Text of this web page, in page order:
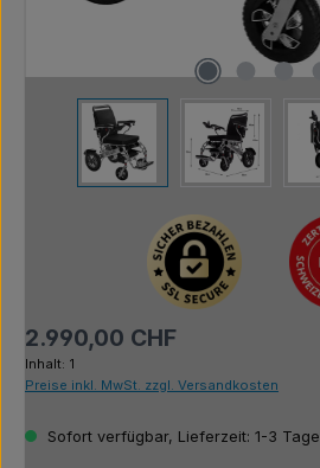
Regulärer Preis:
2.990,00 CHF
Inhalt: 1
Preise inkl. MwSt. zzgl. Versandkosten
Sofort verfügbar, Lieferzeit: 1-3 Tage